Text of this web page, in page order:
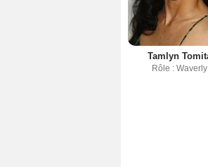
Tamlyn
Rôle : Waverly